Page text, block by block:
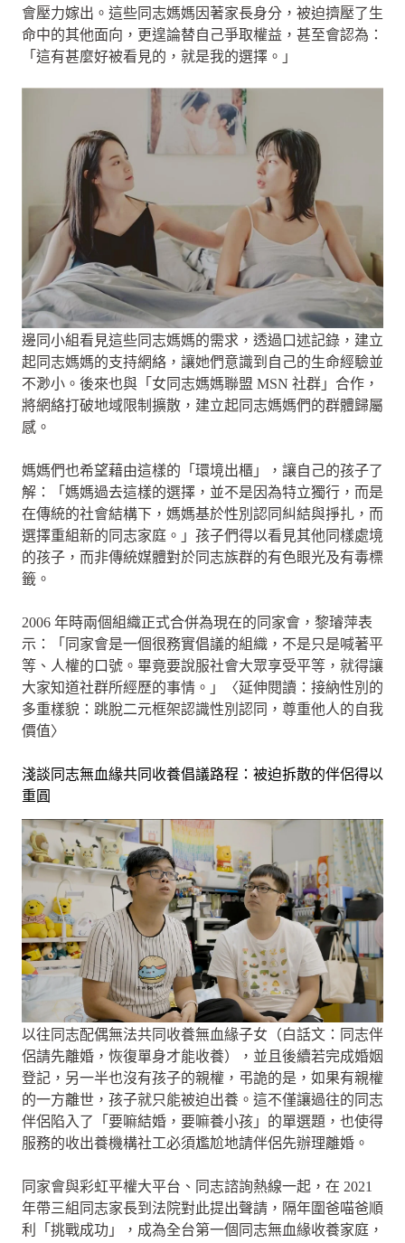
會壓力嫁出。這些同志媽媽因著家長身分，被迫擠壓了生
命中的其他面向，更遑論替自己爭取權益，甚至會認為：
「這有甚麼好被看見的，就是我的選擇。」
邊同小組看見這些同志媽媽的需求，透過口述記錄，建立
起同志媽媽的支持網絡，讓她們意識到自己的生命經驗並
不渺小。後來也與「女同志媽媽聯盟 MSN 社群」合作，
將網絡打破地域限制擴散，建立起同志媽媽們的群體歸屬
感。
媽媽們也希望藉由這樣的「環境出櫃」，讓自己的孩子了
解：「媽媽過去這樣的選擇，並不是因為特立獨行，而是
在傳統的社會結構下，媽媽基於性別認同糾結與掙扎，而
選擇重組新的同志家庭。」孩子們得以看見其他同樣處境
的孩子，而非傳統媒體對於同志族群的有色眼光及有毒標
籤。
2006 年時兩個組織正式合併為現在的同家會，黎璿萍表
示：「同家會是一個很務實倡議的組織，不是只是喊著平
等、人權的口號。畢竟要說服社會大眾享受平等，就得讓
大家知道社群所經歷的事情。」〈延伸閱讀：接納性別的
多重樣貌：跳脫二元框架認識性別認同，尊重他人的自我
價值〉
淺談同志無血緣共同收養倡議路程：被迫拆散的伴侶得以
重圓
以往同志配偶無法共同收養無血緣子女（白話文：同志伴
侶請先離婚，恢復單身才能收養），並且後續若完成婚姻
登記，另一半也沒有孩子的親權，弔詭的是，如果有親權
的一方離世，孩子就只能被迫出養。這不僅讓過往的同志
伴侶陷入了「要嘛結婚，要嘛養小孩」的單選題，也使得
服務的收出養機構社工必須尷尬地請伴侶先辦理離婚。
同家會與彩虹平權大平台、同志諮詢熱線一起，在 2021
年帶三組同志家長到法院對此提出聲請，隔年圍爸喵爸順
利「挑戰成功」，成為全台第一個同志無血緣收養家庭，